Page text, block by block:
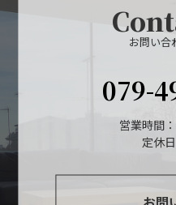
お問い合
079-
営業時間
定休